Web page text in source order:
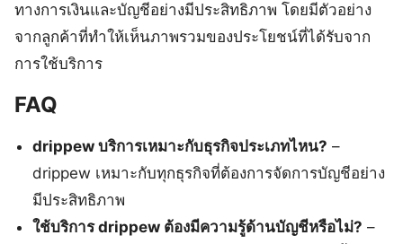
ทางการเงินและบัญชีอย่างมีประสิทธิภาพ โดยมีตัวอย่าง
จากลูกค้าที่ทำให้เห็นภาพรวมของประโยชน์ที่ได้รับจาก
การใช้บริการ
FAQ
drippew บริการเหมาะกับธุรกิจประเภทไหน? –
drippew เหมาะกับทุกธุรกิจที่ต้องการจัดการบัญชีอย่าง
มีประสิทธิภาพ
ใช้บริการ drippew ต้องมีความรู้ด้านบัญชีหรือไม่? –